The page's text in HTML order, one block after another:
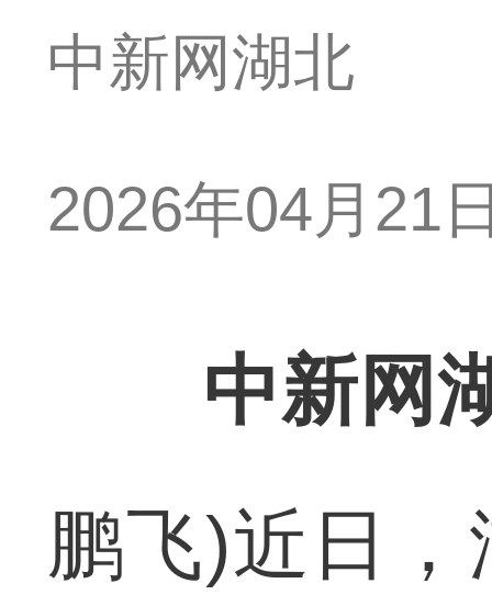
中新网湖北
2026年04月21
中新网
鹏飞)近日